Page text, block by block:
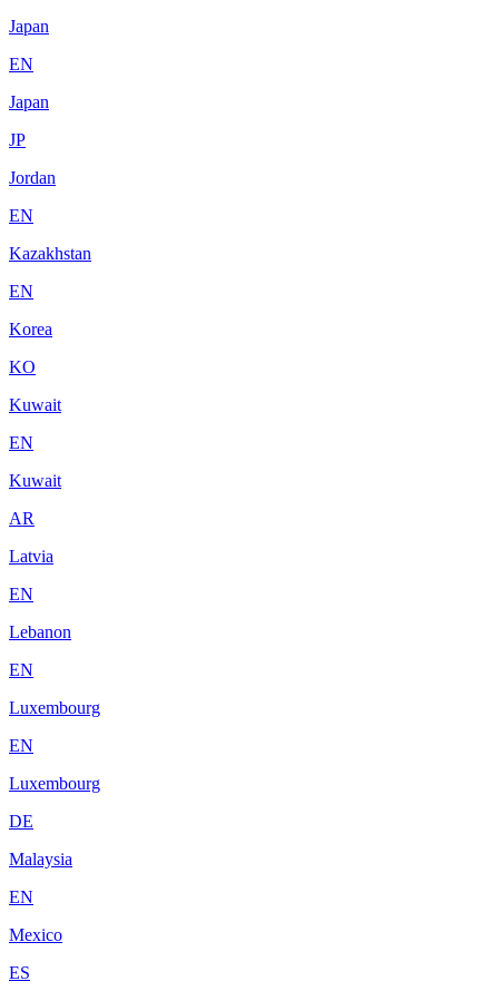
Japan
EN
Japan
JP
Jordan
EN
Kazakhstan
EN
Korea
KO
Kuwait
EN
Kuwait
AR
Latvia
EN
Lebanon
EN
Luxembourg
EN
Luxembourg
DE
Malaysia
EN
Mexico
ES